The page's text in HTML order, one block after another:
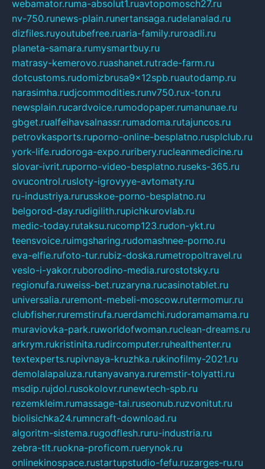
webamator.ruma-absolut1.ruavtopomosch27.ru
nv-750.runews-plain.runertansaga.rudelanalad.ru
dizfiles.ruyoutubefree.ruaria-family.ruroadli.ru
planeta-samara.rumysmartbuy.ru
matrasy-kemerovo.ruashanet.rutrade-farm.ru
dotcustoms.rudomizbrusa9x12spb.ruautodamp.ru
narasimha.rudjcommodities.runv750.rux-ton.ru
newsplain.rucardvoice.rumodopaper.rumanunae.ru
gbget.rualfeihavsalnassr.rumadoma.rutajuncos.ru
petrovkasports.ruporno-online-besplatno.rusplclub.ru
york-life.rudoroga-expo.ruribery.rucleanmedicine.ru
slovar-ivrit.ruporno-video-besplatno.ruseks-365.ru
ovucontrol.rusloty-igrovyye-avtomaty.ru
ru-industriya.rurusskoe-porno-besplatno.ru
belgorod-day.rudigilith.rupichkurovlab.ru
medic-today.rutaksu.rucomp123.rudon-ykt.ru
teensvoice.ruimgsharing.rudomashnee-porno.ru
eva-elfie.rufoto-tur.rubiz-doska.rumetropoltravel.ru
veslo-i-yakor.ruborodino-media.rurostotsky.ru
regionufa.ruweiss-bet.ruzaryna.rucasinotablet.ru
universalia.ruremont-mebeli-moscow.rutermomur.ru
clubfisher.ruremstirufa.ruerdamchi.rudoramamama.ru
muraviovka-park.ruworldofwoman.ruclean-dreams.ru
arkrym.rukristinita.rudircomputer.ruhealthenter.ru
textexperts.rupivnaya-kruzhka.rukinofilmy-2021.ru
demolalapaluza.rutanyavanya.ruremstir-tolyatti.ru
msdip.rujdol.rusokolovr.runewtech-spb.ru
rezemkleim.rumassage-tai.ruseonub.ruzvonitut.ru
biolisichka24.rumncraft-download.ru
algoritm-sistema.rugodflesh.ruru-industria.ru
zebra-tlt.ruokna-proficom.ruerynok.ru
onlinekinospace.rustartupstudio-fefu.ruzarges-ru.ru